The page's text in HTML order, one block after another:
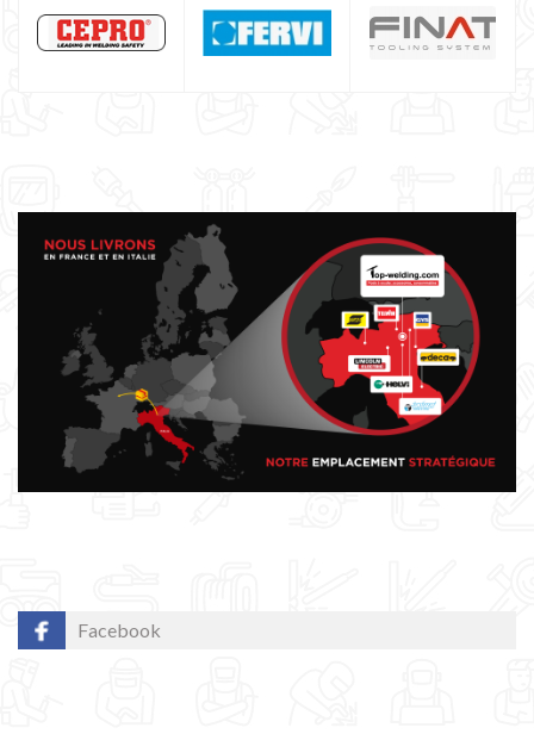
Facebook